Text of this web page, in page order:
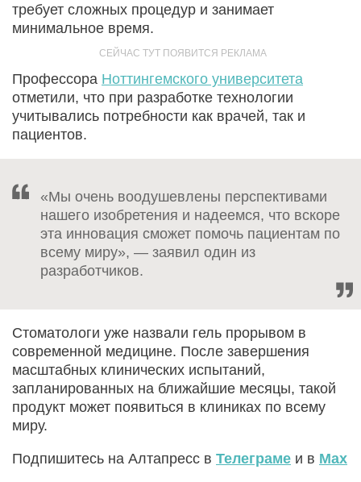
требует сложных процедур и занимает
минимальное время.
Профессора Ноттингемского университета
отметили, что при разработке технологии
учитывались потребности как врачей, так и
пациентов.
«Мы очень воодушевлены перспективами
нашего изобретения и надеемся, что вскоре
эта инновация сможет помочь пациентам по
всему миру», — заявил один из
разработчиков.
Стоматологи уже назвали гель прорывом в
современной медицине. После завершения
масштабных клинических испытаний,
запланированных на ближайшие месяцы, такой
продукт может появиться в клиниках по всему
миру.
Подпишитесь на Алтапресс в Телеграме и в Max